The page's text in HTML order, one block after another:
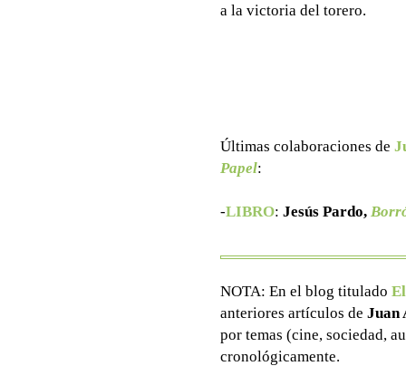
a la victoria del torero.
Últimas colaboraciones de
Papel:
-LIBRO: Jesús Pardo,
NOTA: En el blog titulado
anteriores artículos de Juan
por temas (cine, sociedad,
cronológicamente.